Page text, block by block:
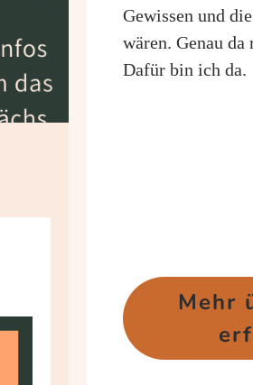
Gewissen und
wären. Genau da
Dafür bin ich da.
Mehr